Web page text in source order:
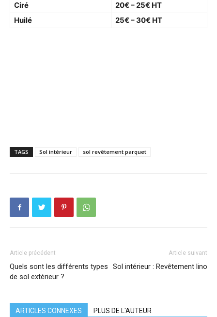
Ciré
20€ – 25€ HT
Huilé
25€ – 30€ HT
TAGS Sol intérieur sol revêtement parquet
Article précédent
Quels sont les différents types
de sol extérieur ?
Article suivant
Sol intérieur : Revêtement lino
ARTICLES CONNEXES PLUS DE L'AUTEUR